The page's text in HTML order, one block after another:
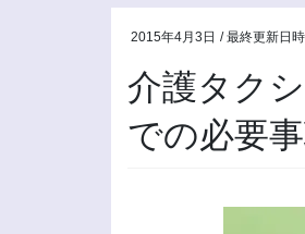
2015年4月3日 / 最終更新日
介護タク
での必要